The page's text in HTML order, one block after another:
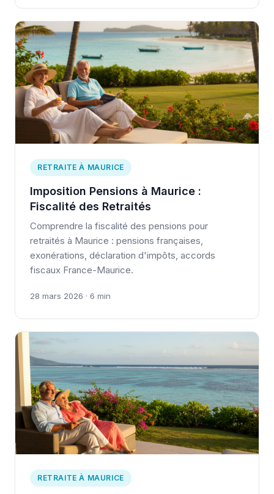
RETRAITE À MAURICE
Imposition Pensions à Maurice :
Fiscalité des Retraités
Comprendre la fiscalité des pensions pour
retraités à Maurice : pensions françaises,
exonérations, déclaration d'impôts, accords
fiscaux France-Maurice.
28 mars 2026 · 6 min
RETRAITE À MAURICE